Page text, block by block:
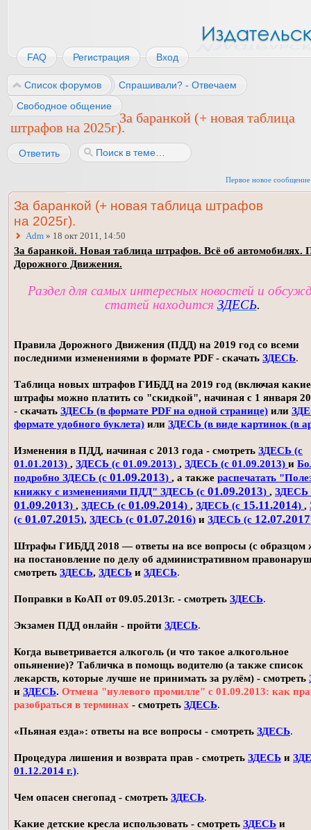
FAQ Регистрация Вход
Список форумов
Спрашивали? - Отвечаем
Свободное общение
За баранкой (+ новая таблица
штрафов на 2025г).
Ответить
Первое новое сообщение
За баранкой (+ новая таблица штрафов
на 2025г).
Adm » 18 окт 2011, 14:50
За баранкой. Новая таблица штрафов. Всё об автомобилях.
Дорожного Движения.
Раздел для самых интересных новостей и
статей находится ЗДЕСЬ.
Правила Дорожного Движения (ПДД) на 2019 год со всеми
последними изменениями в формате PDF - скачать ЗДЕСЬ.
Таблица новых штрафов ГИБДД на 2019 год (включая какие
штрафы можно платить со "скидкой", начиная с 1 января
- скачать ЗДЕСЬ (в формате PDF на одной странице) или
формате удобного буклета) или ЗДЕСЬ (в виде картинок (в
Изменения в ПДД, начиная с 2013 года - смотреть ЗДЕСЬ (с
01.01.2013) , ЗДЕСЬ (с 01.09.2013) , ЗДЕСЬ (с 01.09.2013) и
подробно ЗДЕСЬ (с 01.09.2013) , а также распечатать
книжку с изменениями ПДД" ЗДЕСЬ (с 01.09.2013) , ЗДЕСЬ
01.09.2013) , ЗДЕСЬ (с 01.09.2014) , ЗДЕСЬ (с 15.11.2014) ,
(с 01.07.2015), ЗДЕСЬ (с 01.07.2016) и ЗДЕСЬ (с 12.07.2017
Штрафы ГИБДД 2018 — ответы на все вопросы (с образцом
на постановление по делу об административном
смотреть ЗДЕСЬ, ЗДЕСЬ и ЗДЕСЬ.
Поправки в КоАП от 09.05.2013г. - смотреть ЗДЕСЬ.
Экзамен ПДД онлайн - пройти ЗДЕСЬ.
Когда выветривается алкоголь (и что такое алкогольное
опьянение)? Табличка в помощь водителю (а также список
лекарств, которые лучше не принимать за рулём) - смотреть
и ЗДЕСЬ. Отмена "нулевого промилле" с 01.09.2013: как
разобраться в терминах - смотреть ЗДЕСЬ.
«Пьяная езда»: ответы на все вопросы - смотреть ЗДЕСЬ.
Процедура лишения и возврата прав - смотреть ЗДЕСЬ и
01.12.2014 г.).
Чем опасен снегопад - смотреть ЗДЕСЬ.
Какие детские кресла использовать - смотреть ЗДЕСЬ и